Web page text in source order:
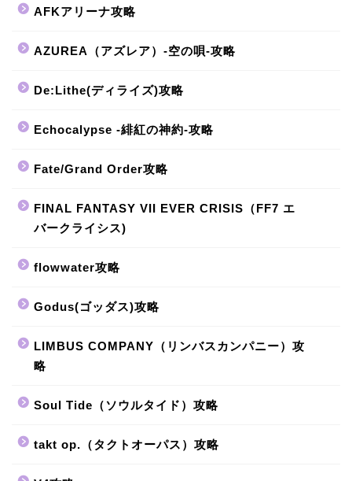
AFKアリーナ攻略
AZUREA（アズレア）-空の唄-攻略
De:Lithe(ディライズ)攻略
Echocalypse -緋紅の神約-攻略
Fate/Grand Order攻略
FINAL FANTASY VII EVER CRISIS（FF7 エ
バークライシス)
flowwater攻略
Godus(ゴッダス)攻略
LIMBUS COMPANY（リンバスカンパニー）攻
略
Soul Tide（ソウルタイド）攻略
takt op.（タクトオーパス）攻略